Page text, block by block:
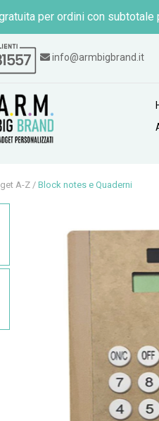
per ordini con
info@armbigbrand.it
A-Z / Block notes e Quaderni